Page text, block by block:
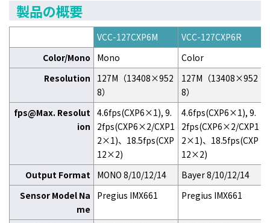
製品の概要
VCC-127CXP6M
VCC-127CXP6R
Color/Mono
Mono
Color
Resolution
127M（13408×952
8）
127M（13408×952
8）
fps@Max. Resolut
ion
4.6fps(CXP6×1), 9.
2fps(CXP6×2/CXP1
2×1)、18.5fps(CXP
12×2)
4.6fps(CXP6×1), 9.
2fps(CXP6×2/CXP1
2×1)、18.5fps(CXP
12×2)
Output Format MONO 8/10/12/14
Bayer 8/10/12/14
Sensor Model Na
me
Pregius IMX661 Pregius IMX661